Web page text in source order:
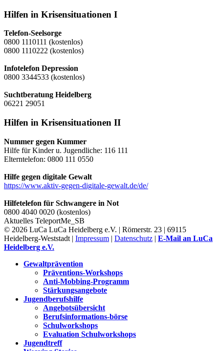
Hilfen in Krisensituationen I
Telefon-Seelsorge
0800 1110111 (kostenlos)
0800 1110222 (kostenlos)
Infotelefon Depression
0800 3344533 (kostenlos)
Suchtberatung Heidelberg
06221 29051
Hilfen in Krisensituationen II
Nummer gegen Kummer
Hilfe für Kinder u. Jugendliche: 116 111
Elterntelefon: 0800 111 0550
Hilfe gegen digitale Gewalt
https://www.aktiv-gegen-digitale-gewalt.de/de/
Hilfetelefon für Schwangere in Not
0800 4040 0020 (kostenlos)
Aktuelles TeleportMe_SB
© 2026 LuCa LuCa Heidelberg e.V. | Römerstr. 23 | 69115
Heidelberg-Weststadt | Impressum | Datenschutz | E-Mail an LuCa
Heidelberg e.V.
Gewaltprävention
Präventions-Workshops
Anti-Mobbing-Programm
Stärkungsangebote
Jugendberufshilfe
Angebotsübersicht
Berufsinformations-börse
Schulworkshops
Evaluation Schulworkshops
Jugendtreff